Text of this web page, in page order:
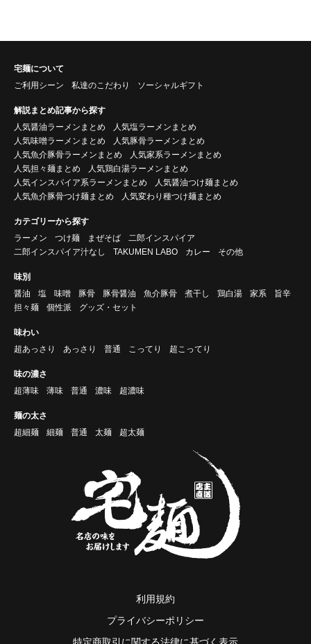
宅麺について
ご利用シーン
私達のこだわり ソーシャルギフト
解説まとめ記事から探す
人気醤油ラーメンまとめ
人気塩ラーメンまとめ
人気味噌ラーメンまとめ
人気豚骨ラーメンまとめ
人気魚介豚骨ラーメンまとめ
人気家系ラーメンまとめ
人気担々麺まとめ
人気鶏白湯ラーメンまとめ
人気インスパイア系ラーメンまとめ
人気醤油つけ麺まとめ
人気魚介豚骨つけ麺まとめ
人気変わり種つけ麺まとめ
カテゴリーから探す
ラーメン
つけ麺 まぜそば
二郎インスパイア
二郎インスパイア汁なし
TAKUMEN LABO カレー その他
味別
醤油
塩 味噌 豚骨 豚骨醤油 魚介豚骨 煮干し 鶏白湯 家系
旨辛
担々麺
個性派 グッズ・セット
味わい
超あっさり
あっさり 普通 こってり 超こってり
味の濃さ
超薄味
薄味 普通 濃味 超濃味
麺の太さ
超細麺
細麺 普通 太麺 超太麺
利用規約
プライバシーポリシー